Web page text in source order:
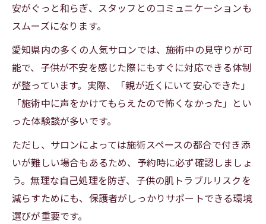
安がぐっと和らぎ、スタッフとのコミュニケーションも
スムーズになります。
愛知県内の多くの人気サロンでは、施術中の見守りが可
能で、子供が不安を感じた際にもすぐに対応できる体制
が整っています。実際、「親が近くにいて安心できた」
「施術中に声をかけてもらえたので怖くなかった」とい
った体験談が多いです。
ただし、サロンによっては施術スペースの都合で付き添
いが難しい場合もあるため、予約時に必ず確認しましょ
う。無理な自己処理を防ぎ、子供の肌トラブルリスクを
減らすためにも、保護者がしっかりサポートできる環境
選びが重要です。